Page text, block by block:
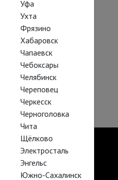
Уфа
Ухта
Фрязино
Хабаровск
Чапаевск
Чебоксары
Челябинск
Череповец
Черкесск
Черноголовка
Чита
Щёлково
Электросталь
Энгельс
Южно-Сахалинск